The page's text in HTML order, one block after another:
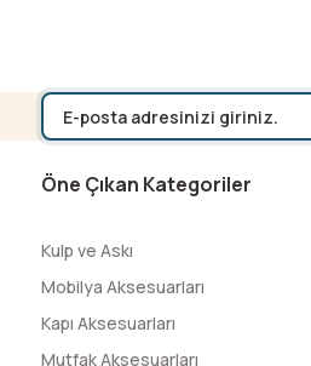
Gönder
Öne Çıkan Kategoriler
Kulp ve Askı
Mobilya Aksesuarları
Kapı Aksesuarları
Mutfak Aksesuarları